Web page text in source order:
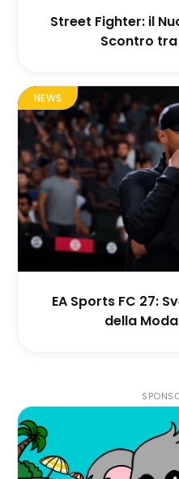
Street Fighter: il
Scontro tra
NEWS
EA Sports FC 27:
della